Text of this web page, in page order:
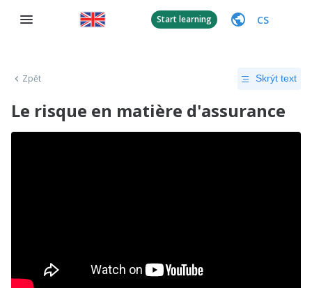
Start learning CS
Zpět Skrýt text
Le risque en matière d'assurance